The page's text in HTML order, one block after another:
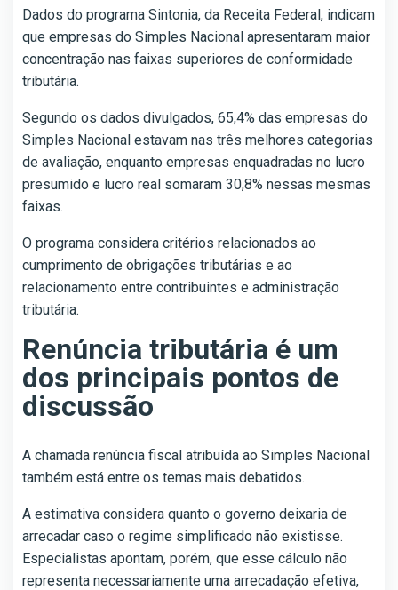
Dados do programa Sintonia, da Receita Federal, indicam
que empresas do Simples Nacional apresentaram maior
concentração nas faixas superiores de conformidade
tributária.
Segundo os dados divulgados, 65,4% das empresas do
Simples Nacional estavam nas três melhores categorias
de avaliação, enquanto empresas enquadradas no lucro
presumido e lucro real somaram 30,8% nessas mesmas
faixas.
O programa considera critérios relacionados ao
cumprimento de obrigações tributárias e ao
relacionamento entre contribuintes e administração
tributária.
Renúncia tributária é um
dos principais pontos de
discussão
A chamada renúncia fiscal atribuída ao Simples Nacional
também está entre os temas mais debatidos.
A estimativa considera quanto o governo deixaria de
arrecadar caso o regime simplificado não existisse.
Especialistas apontam, porém, que esse cálculo não
representa necessariamente uma arrecadação efetiva,